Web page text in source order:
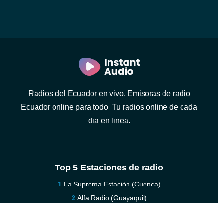
Radios del Ecuador en vivo. Emisoras de radio
Ecuador online para todo. Tu radios online de cada
dia en linea.
Top 5 Estaciones de radio
La Suprema Estación (Cuenca)
Alfa Radio (Guayaquil)